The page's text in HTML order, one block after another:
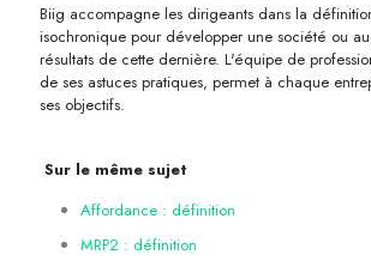
Biig accompagne les dirigeants dans la
isochronique pour développer une société ou
résultats de cette dernière. L'équipe de
de ses astuces pratiques, permet à chaque
ses objectifs.
Sur le même sujet
Affordance : définition
MRP2 : définition